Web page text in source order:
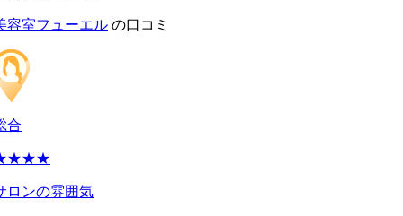
容室フューエル の口コミ
合
ロンの雰囲気